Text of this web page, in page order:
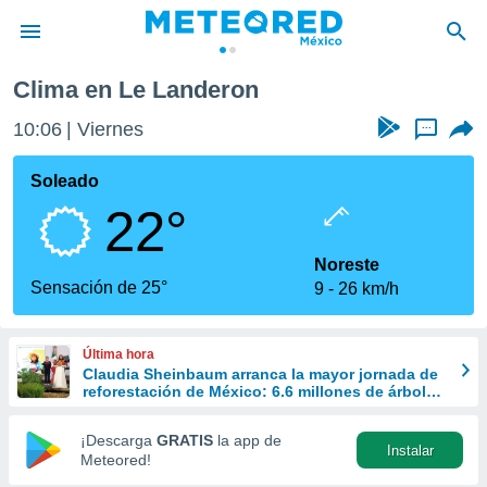
de
ha sido
calidad.
a este
las
y
forma
digital
basada
Clima en Le Landeron
10:06 Viernes ...
Soleado
22°
Sensación de 25°
Noreste
9
26 km/h
Última hora
Claudia Sheinbaum arranca la mayor jornada de
reforestación de México: 6.6 millones de árboles
¡Descarga GRATIS la app de
Meteored!
Instalar